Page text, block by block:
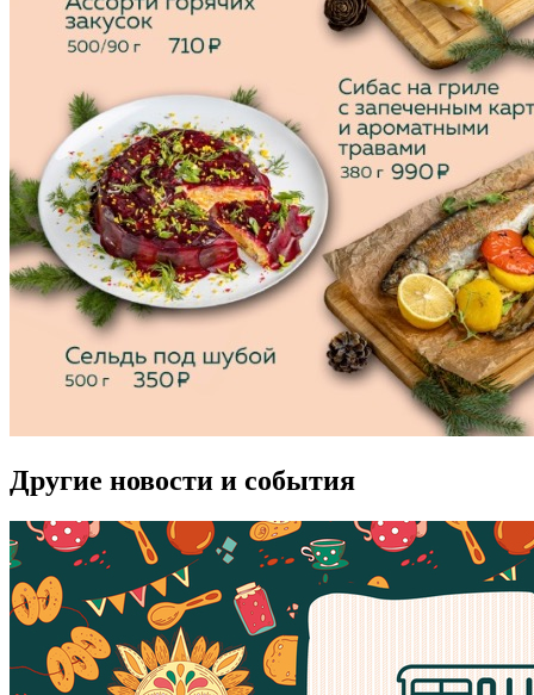
Другие новости и события